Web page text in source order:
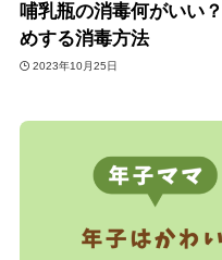
哺乳瓶の消毒何がいい
めする消毒方法
2023年10月25日